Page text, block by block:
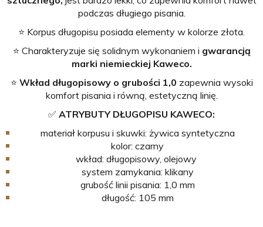
podczas długiego pisania.
⭐️ Korpus długopisu posiada elementy w kolorze złota.
⭐️ Charakteryzuje się solidnym wykonaniem i gwarancją
marki niemieckiej Kaweco.
⭐️ Wkład długopisowy o grubości 1,0 zapewnia wysoki
komfort pisania i równą, estetyczną linię.
✅ ATRYBUTY DŁUGOPISU KAWECO:
materiał korpusu i skuwki: żywica syntetyczna
kolor: czarny
wkład: długopisowy, olejowy
system zamykania: klikany
grubość linii pisania: 1,0 mm
długość: 105 mm